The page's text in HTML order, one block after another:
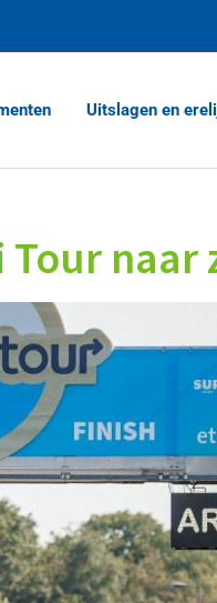
Uitslagen en
naar